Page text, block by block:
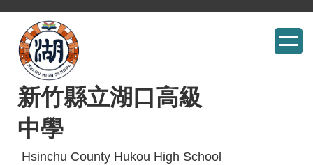
新竹縣立湖口高級
中學
Hsinchu County Hukou High School